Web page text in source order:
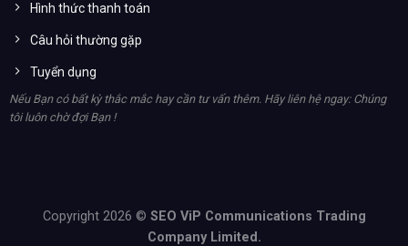
Hình thức thanh toán
Câu hỏi thường gặp
Tuyển dụng
Nếu Bạn có bất kỳ thắc mắc hay cần tư vấn thêm. Hãy liên hệ ngay: Chúng
tôi luôn chờ đợi Bạn !
Copyright 2026 © SEO ViP Communications Trading
Company Limited.